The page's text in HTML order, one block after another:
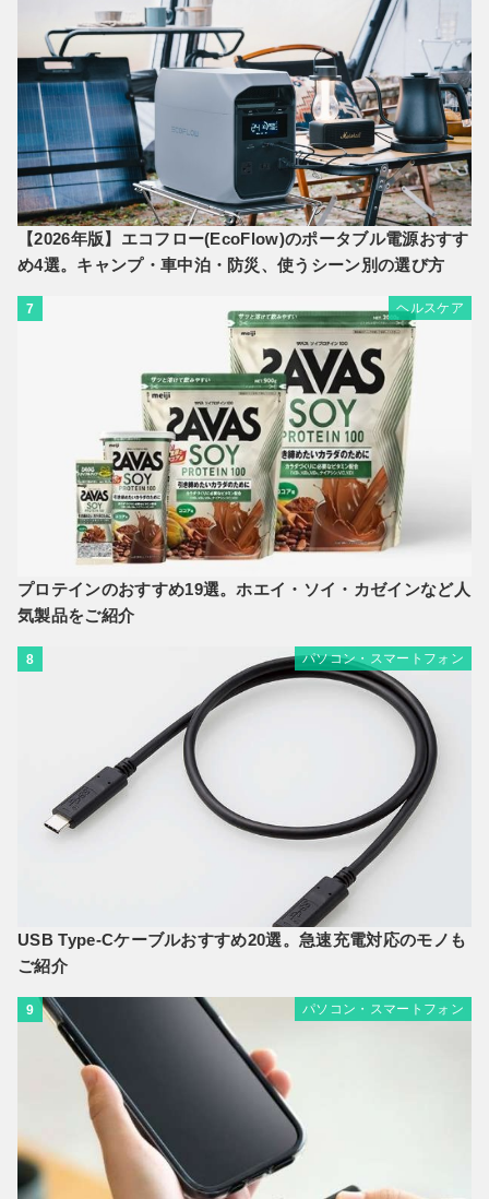
【2026年版】エコフロー(EcoFlow)のポータブル電源おすす
め4選。キャンプ・車中泊・防災、使うシーン別の選び方
7 ヘルスケア
プロテインのおすすめ19選。ホエイ・ソイ・カゼインなど人
気製品をご紹介
8 パソコン・スマートフォン
USB Type-Cケーブルおすすめ20選。急速充電対応のモノも
ご紹介
9 パソコン・スマートフォン